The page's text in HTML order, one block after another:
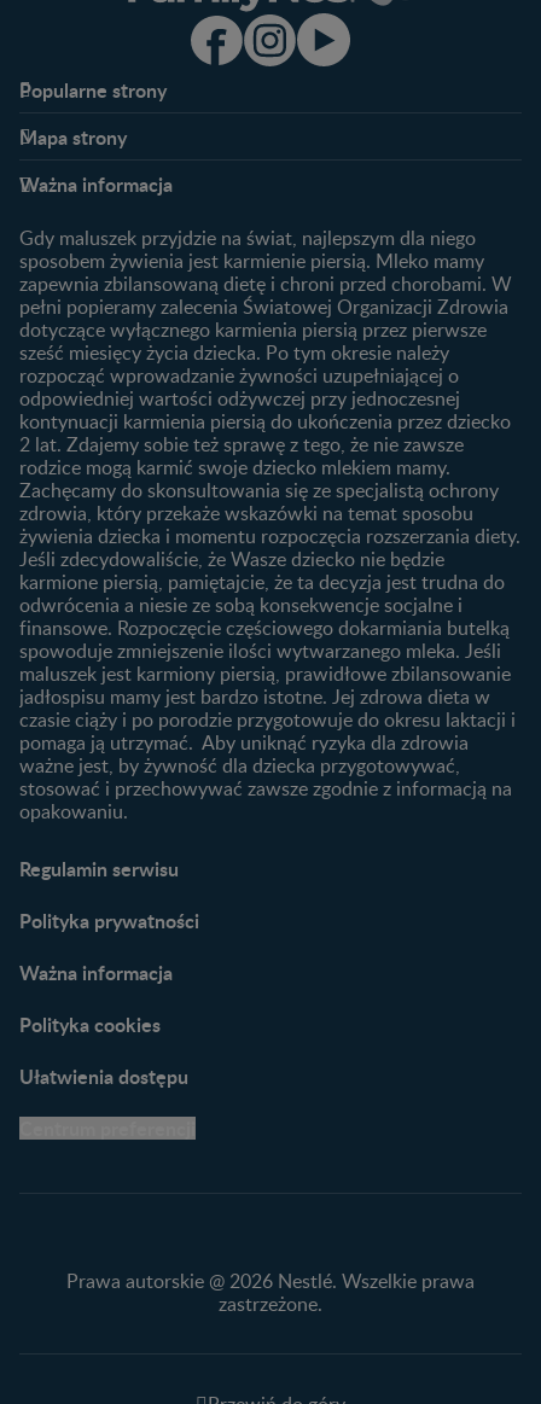
Popularne strony​
Kontakt
FAQ
Produkty
Wyszukiwarka produktów
Nasze marki
Mapa strony​
Plamienie implantacyjne –
Jak zaplanować płeć
dziecka?
Jak rozpoznać dni płodne?
Badania przed ciążą
Planowanie urlopu
macierzyńskiego
1. trymestr ciąży
2. trymestr ciąży
3. trymestr ciąży
Rozwój dziecka
Kalendarz rozwoju dziecka
Skoki rozwojowe
Ząbkowanie u niemowląt
Żywienie dziecka
10 sposobów jak poprawić
laktację
Jakie mleko następne
wybrać dla dziecka?
Jak rozszerzać dietę
niemowlaka?
Przydatne materiały dla
rodziców
Poradniki dla rodziców
Karty do zdjęć dla
Maluszka
Materiały do pobrania
Narzędzia dla rodziców
praktyczne wskazówki
Ważna informacja
Gdy maluszek przyjdzie na świat, najlepszym dla niego
sposobem żywienia jest karmienie piersią. Mleko mamy
zapewnia zbilansowaną dietę i chroni przed chorobami. W
pełni popieramy zalecenia Światowej Organizacji Zdrowia
dotyczące wyłącznego karmienia piersią przez pierwsze
sześć miesięcy życia dziecka. Po tym okresie należy
rozpocząć wprowadzanie żywności uzupełniającej o
odpowiedniej wartości odżywczej przy jednoczesnej
kontynuacji karmienia piersią do ukończenia przez dziecko
2 lat. Zdajemy sobie też sprawę z tego, że nie zawsze
rodzice mogą karmić swoje dziecko mlekiem mamy.
Zachęcamy do skonsultowania się ze specjalistą ochrony
zdrowia, który przekaże wskazówki na temat sposobu
żywienia dziecka i momentu rozpoczęcia rozszerzania diety.
Jeśli zdecydowaliście, że Wasze dziecko nie będzie
karmione piersią, pamiętajcie, że ta decyzja jest trudna do
odwrócenia a niesie ze sobą konsekwencje socjalne i
finansowe. Rozpoczęcie częściowego dokarmiania butelką
spowoduje zmniejszenie ilości wytwarzanego mleka. Jeśli
maluszek jest karmiony piersią, prawidłowe zbilansowanie
jadłospisu mamy jest bardzo istotne. Jej zdrowa dieta w
czasie ciąży i po porodzie przygotowuje do okresu laktacji i
pomaga ją utrzymać. Aby uniknąć ryzyka dla zdrowia
ważne jest, by żywność dla dziecka przygotowywać,
stosować i przechowywać zawsze zgodnie z informacją na
opakowaniu.
Regulamin serwisu
Polityka prywatności
Ważna informacja
Polityka cookies
Ułatwienia dostępu
Prawa autorskie @ 2026 Nestlé. Wszelkie prawa
zastrzeżone.